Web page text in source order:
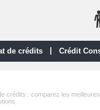
de crédits Crédit
crédits : comparez les